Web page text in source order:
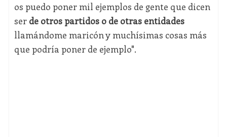
os puedo poner mil ejemplos de gente que dicen
ser de otros partidos o de otras entidades
llamándome maricón y muchísimas cosas más
que podría poner de ejemplo".